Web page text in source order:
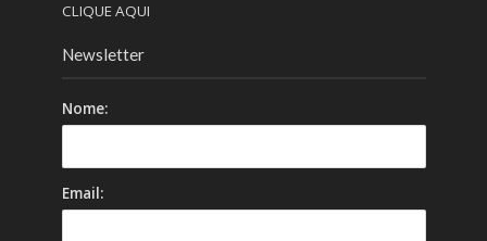
CLIQUE AQUI
Newsletter
Nome:
Email: